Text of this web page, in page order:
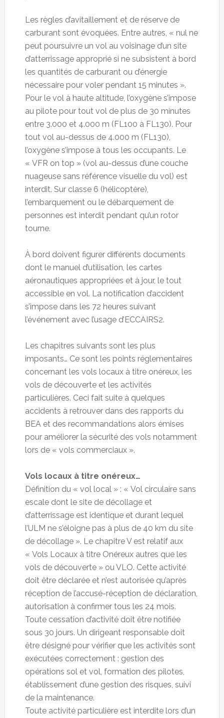
Les règles d’avitaillement et de réserve de
carburant sont évoquées. Entre autres, « nul ne
peut poursuivre un vol au voisinage d’un site
d’atterrissage approprié si ne subsistent à bord
les quantités de carburant ou d’énergie
nécessaire pour voler pendant 15 minutes ».
Pour le vol à haute altitude, l’oxygène s’impose
au pilote pour tout vol de plus de 30 minutes
entre 3.000 et 4.000 m (FL100 à FL130). Pour
tout vol au-dessus de 4.000 m (FL130),
l’oxygène s’impose à tous les occupants. Le
« VFR on top » (vol au-dessus d’une couche
nuageuse sans référence visuelle du vol) est
interdit. Sur classe 6 (hélicoptère),
l’embarquement ou le débarquement de
personnes est interdit pendant qu’un rotor
tourne.
À bord doivent figurer différents documents
dont le manuel d’utilisation, les cartes
aéronautiques appropriées et à jour, le tout
accessible en vol. La notification d’accident
s’impose dans les 72 heures suivant
l’événement avec l’usage d’ECCAIRS2.
Les chapitres suivants sont les plus
imposants… Ce sont les points réglementaires
concernant les vols locaux à titre onéreux, les
vols de découverte et les activités
particulières. Ceci fait suite à quelques
accidents à retrouver dans des rapports du
BEA et des recommandations alors émises
pour améliorer la sécurité des vols notamment
lors de « vols commerciaux ».
Vols locaux à titre onéreux…
Définition du « vol local » : « Vol circulaire sans
escale dont le site de décollage et
d’atterrissage est identique et durant lequel
l’ULM ne s’éloigne pas à plus de 40 km du site
de décollage ». Le chapitre V est relatif aux
« Vols Locaux à titre Onéreux autres que les
vols de découverte » ou VLO. Cette activité
doit être déclarée et n’est autorisée qu’après
réception de l’accusé-réception de déclaration,
autorisation à confirmer tous les 24 mois.
Toute cessation d’activité doit être notifiée
sous 30 jours. Un dirigeant responsable doit
être désigné pour vérifier que les activités sont
exécutées correctement : gestion des
opérations sol et vol, formation des pilotes,
établissement d’une gestion des risques, suivi
de la maintenance.
Toute activité particulière est interdite lors d’un